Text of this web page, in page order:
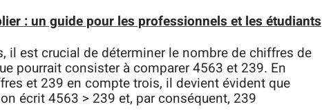
: un guide pour les professionnels et les étudiants
il est crucial de déterminer le nombre de chiffres de
pourrait consister à comparer 4563 et 239. En
et 239 en compte trois, il devient évident que
écrit 4563 > 239 et, par conséquent, 239